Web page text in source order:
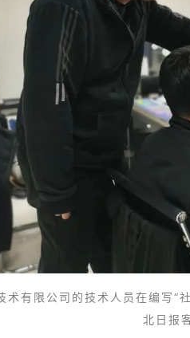
司的技术人员在编写“社区
北日报